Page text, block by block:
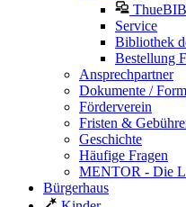
Service
Bibliothek
Bestellung
Ansprechpartner
Dokumente /
Förderverein
Fristen &
Geschichte
Häufige Fragen
MENTOR - Die
Bürgerhaus